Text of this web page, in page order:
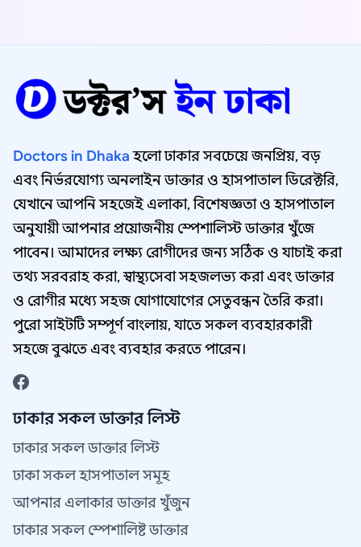
Doctors in Dhakaহলো ঢাকার সবচেয়ে জনপ্রিয়, বড়
এবং নির্ভরযোগ্য অনলাইন ডাক্তার ও হাসপাতাল ডিরেক্টরি,
যেখানে আপনি সহজেই এলাকা, বিশেষজ্ঞতা ও হাসপাতাল
অনুযায়ী আপনার প্রয়োজনীয় স্পেশালিস্ট ডাক্তার খুঁজে
পাবেন। আমাদের লক্ষ্য রোগীদের জন্য সঠিক ও যাচাই করা
তথ্য সরবরাহ করা, স্বাস্থ্যসেবা সহজলভ্য করা এবং ডাক্তার
ও রোগীর মধ্যে সহজ যোগাযোগের সেতুবন্ধন তৈরি করা।
পুরো সাইটটি সম্পূর্ণ বাংলায়, যাতে সকল ব্যবহারকারী
সহজে বুঝতে এবং ব্যবহার করতে পারেন।
ঢাকার সকল ডাক্তার লিস্ট
ঢাকার সকল ডাক্তার লিস্ট
ঢাকা সকল হাসপাতাল সমূহ
আপনার এলাকার ডাক্তার খুঁজুন
ঢাকার সকল স্পেশালিষ্ট ডাক্তার